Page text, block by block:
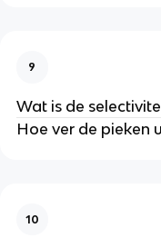
9
Wat is de
Hoe ver de pieken
10